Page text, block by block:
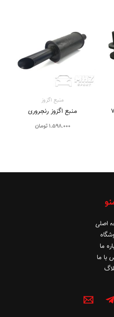
منبع اگزوز
منبع اگزوز رنجروری
1.598.000تومان
اصلی
ما
با ما